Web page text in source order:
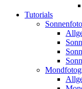
Tutorials